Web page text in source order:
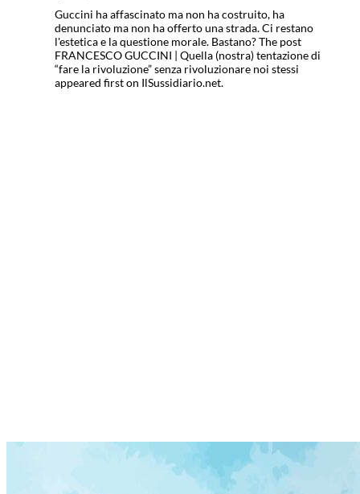
Guccini ha affascinato ma non ha costruito, ha
denunciato ma non ha offerto una strada. Ci restano
l'estetica e la questione morale. Bastano? The post
FRANCESCO GUCCINI | Quella (nostra) tentazione di
“fare la rivoluzione” senza rivoluzionare noi stessi
appeared first on IlSussidiario.net.